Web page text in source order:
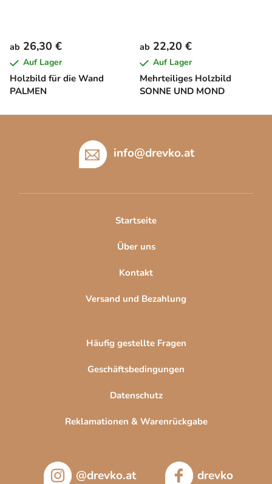
Holzbild für die Wand
PALMEN
ab 26,30 €
Auf Lager
Mehrteiliges Holzbild
SONNE UND MOND
ab 22,20 €
Auf Lager
info@drevko.at
Startseite
Über uns
Kontakt
Versand und Bezahlung
Häufig gestellte Fragen
Geschäftsbedingungen
Datenschutz
Reklamationen & Warenrückgabe
@drevko.at drevko